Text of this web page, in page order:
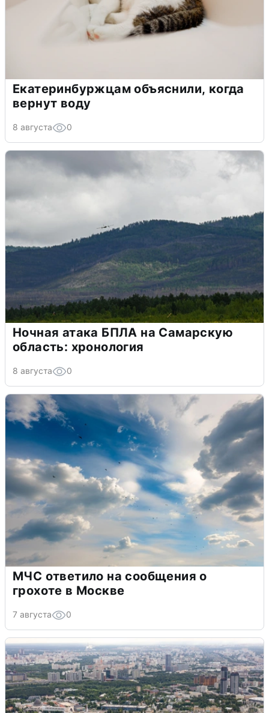
Екатеринбуржцам объяснили, когда
вернут воду
8 августа 0
Ночная атака БПЛА на Самарскую
область: хронология
8 августа 0
МЧС ответило на сообщения о
грохоте в Москве
7 августа 0